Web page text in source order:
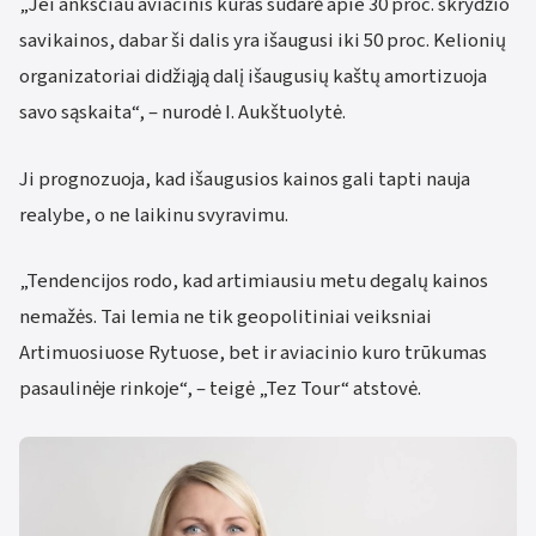
savikainos, dabar ši dalis yra išaugusi iki 50 proc. Kelionių
organizatoriai didžiąją dalį išaugusių kaštų amortizuoja
savo sąskaita“, – nurodė I. Aukštuolytė.
Ji prognozuoja, kad išaugusios kainos gali tapti nauja
realybe, o ne laikinu svyravimu.
„Tendencijos rodo, kad artimiausiu metu degalų kainos
nemažės. Tai lemia ne tik geopolitiniai veiksniai
Artimuosiuose Rytuose, bet ir aviacinio kuro trūkumas
pasaulinėje rinkoje“, – teigė „Tez Tour“ atstovė.